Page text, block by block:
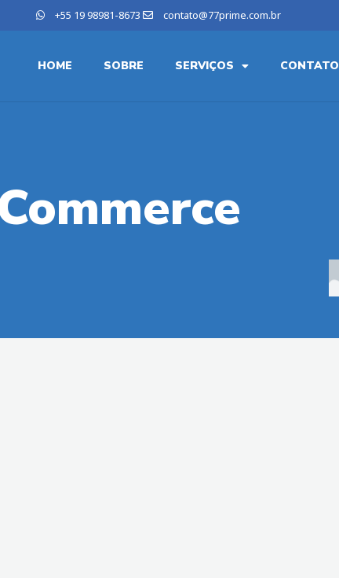
+55 19 98981-8673 contato@77prime.com.br
HOME SOBRE SERVIÇOS CONTATO